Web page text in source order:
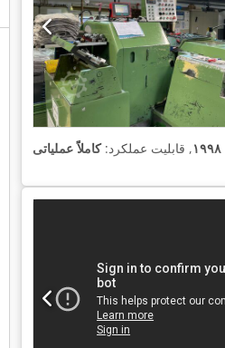
۱۹۹۸, قابلیت عملکرد:کاملاً عملیاتی